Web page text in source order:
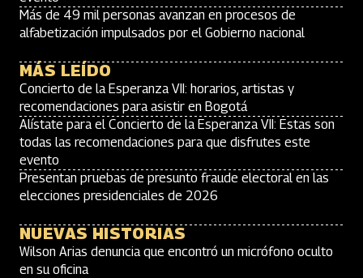
Más de 49 mil personas avanzan en procesos de
alfabetización impulsados por el Gobierno nacional
MÁS LEÍDO
Concierto de la Esperanza VII: horarios, artistas y
recomendaciones para asistir en Bogotá
Alístate para el Concierto de la Esperanza VII: Estas son
todas las recomendaciones para que disfrutes este
evento
Presentan pruebas de presunto fraude electoral en las
elecciones presidenciales de 2026
NUEVAS HISTORIAS
Wilson Arias denuncia que encontró un micrófono oculto
en su oficina